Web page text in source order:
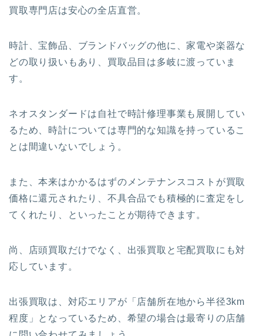
買取専門店は安心の全店直営。
時計、宝飾品、ブランドバッグの他に、家電や楽器な
どの取り扱いもあり、買取品目は多岐に渡っていま
す。
ネオスタンダードは自社で時計修理事業も展開してい
るため、時計については専門的な知識を持っているこ
とは間違いないでしょう。
また、本来はかかるはずのメンテナンスコストが買取
価格に還元されたり、不具合品でも積極的に査定をし
てくれたり、といったことが期待できます。
尚、店頭買取だけでなく、出張買取と宅配買取にも対
応しています。
出張買取は、対応エリアが 「店舗所在地から半径3km
程度」 となっているため、希望の場合は最寄りの店舗